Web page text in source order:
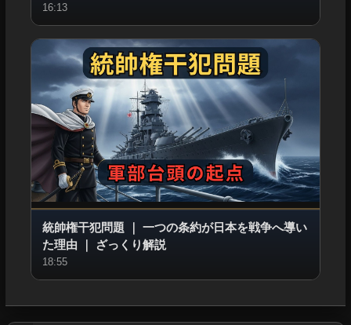
16:13
統帥権干犯問題 ｜ 一つの条約が日本を戦争へ導い
た理由 ｜ ざっくり解説
18:55